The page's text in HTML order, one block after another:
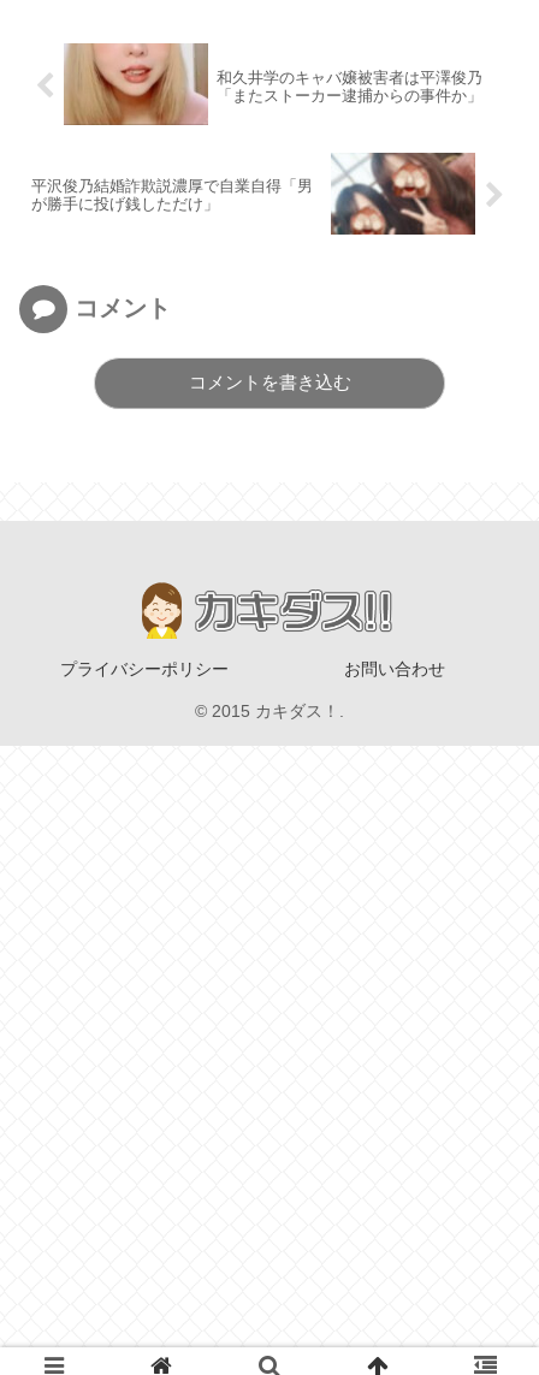
和久井学のキャバ嬢被害者は平澤俊乃
「またストーカー逮捕からの事件か」
平沢俊乃結婚詐欺説濃厚で自業自得「男
が勝手に投げ銭しただけ」
コメント
コメントを書き込む
プライバシーポリシー お問い合わせ
© 2015 カキダス！.